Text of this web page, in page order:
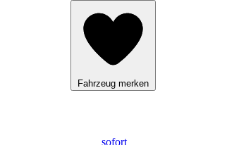
Fahrzeug merken
sofort